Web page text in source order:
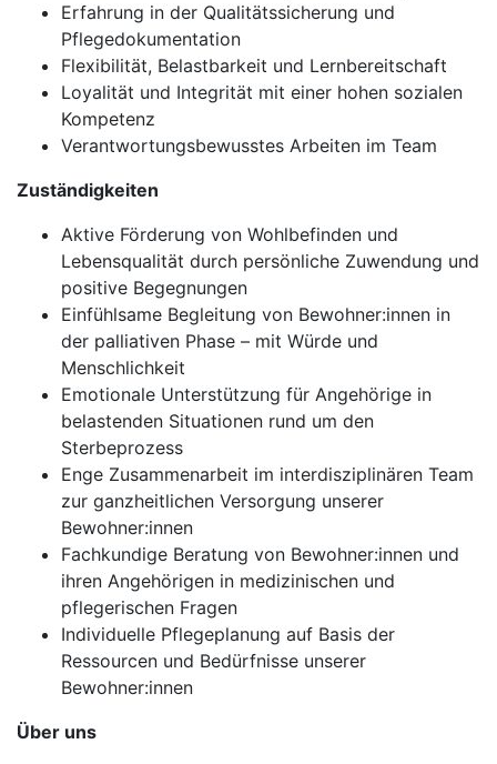
Erfahrung in der Qualitätssicherung und
Pflegedokumentation
Flexibilität, Belastbarkeit und Lernbereitschaft
Loyalität und Integrität mit einer hohen sozialen
Kompetenz
Verantwortungsbewusstes Arbeiten im Team
Zuständigkeiten
Aktive Förderung von Wohlbefinden und
Lebensqualität durch persönliche Zuwendung und
positive Begegnungen
Einfühlsame Begleitung von Bewohner:innen in
der palliativen Phase – mit Würde und
Menschlichkeit
Emotionale Unterstützung für Angehörige in
belastenden Situationen rund um den
Sterbeprozess
Enge Zusammenarbeit im interdisziplinären Team
zur ganzheitlichen Versorgung unserer
Bewohner:innen
Fachkundige Beratung von Bewohner:innen und
ihren Angehörigen in medizinischen und
pflegerischen Fragen
Individuelle Pflegeplanung auf Basis der
Ressourcen und Bedürfnisse unserer
Bewohner:innen
Über uns